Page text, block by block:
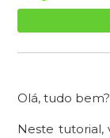
Olá, tudo
Neste tutorial,